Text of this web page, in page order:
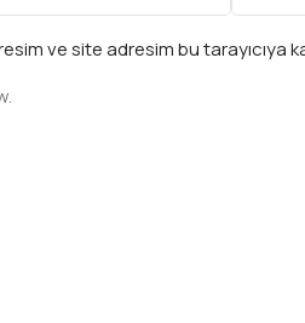
ve site adresim bu tarayıcıya